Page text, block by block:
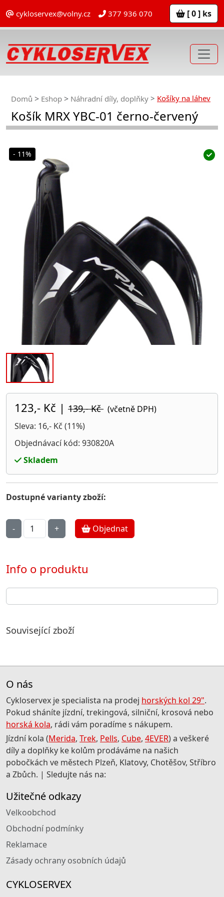
cykloservex@volny.cz 377 936 070 [ 0 ] ks
Domů Eshop Náhradní díly, doplňky Košíky na láhev
Košík MRX YBC-01 černo-červený
- 11%
123,- Kč | 139,- Kč (včetně DPH)
Sleva: 16,- Kč (11%)
Objednávací kód: 930820A
Skladem
Dostupné varianty zboží:
Objednat
Info o produktu
Související zboží
O nás
Cykloservex je specialista na prodej horských kol 29".
Pokud sháníte jízdní, trekingová, silniční, krosová nebo
horská kola, rádi vám poradíme s nákupem.
Jízdní kola (Merida, Trek, Pells, Cube, 4EVER) a veškeré
díly a doplňky ke kolům prodáváme na našich
pobočkách ve městech Plzeň, Klatovy, Chotěšov, Stříbro
a Zbůch. | Sledujte nás na:
Užitečné odkazy
Velkoobchod
Obchodní podmínky
Reklamace
Zásady ochrany osobních údajů
CYKLOSERVEX